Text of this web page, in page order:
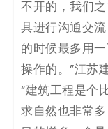
不开的，我们
具进行沟通交
的时候最多用
操作的。”江苏
“建筑工程是个
求自然也非常